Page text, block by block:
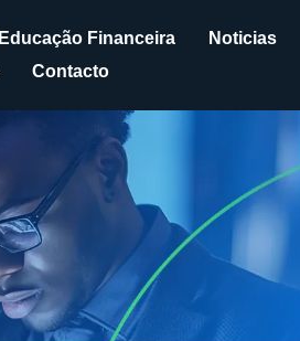
Educação Financeira
Noticias
Contacto